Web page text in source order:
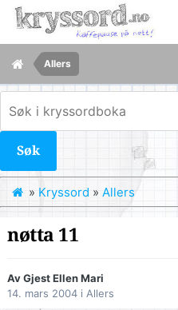
Allers
Søk
» Kryssord » Allers
nøtta 11
Av Gjest Ellen Mari
14. mars 2004 i Allers